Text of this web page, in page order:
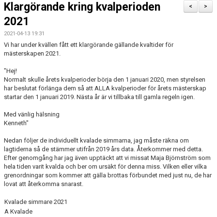
TRYGG TRITON
>
<
Klargörande kring kvalperioden
2021
2021-04-13 19:31
Vi har under kvällen fått ett klargörande gällande kvaltider för
mästerskapen 2021.
"Hej!
Normalt skulle årets kvalperioder börja den 1 januari 2020, men styrelsen
har beslutat förlänga dem så att ALLA kvalperioder för årets mästerskap
startar den 1 januari 2019. Nästa år är vi tillbaka till gamla regeln igen.
Med vänlig hälsning
Kenneth"
Nedan följer de individuellt kvalade simmarna, jag måste räkna om
lagtiderna så de stämmer utifrån 2019 års data. Återkommer med detta.
Efter genomgång har jag även upptäckt att vi missat Maja Björnström som
hela tiden varit kvalda och ber om ursäkt för denna miss. Vilken eller vilka
grenordningar som kommer att gälla brottas förbundet med just nu, de har
lovat att återkomma snarast.
Kvalade simmare 2021
A Kvalade